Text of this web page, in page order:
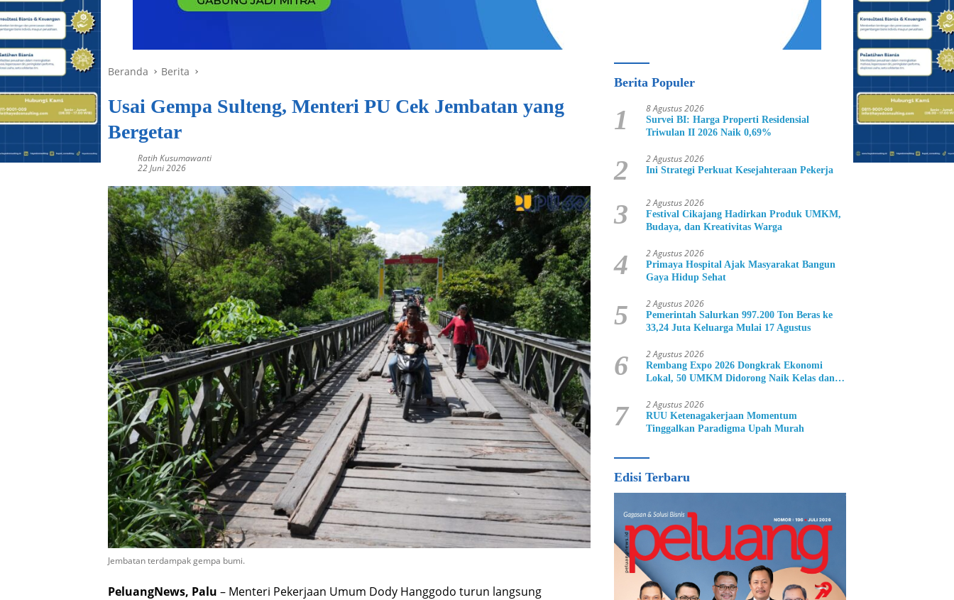
Beranda Berita
Usai Gempa Sulteng, Menteri PU Cek Jembatan yang
Bergetar
Ratih Kusumawanti
22 Juni 2026
Jembatan terdampak gempa bumi.
PeluangNews, Palu – Menteri Pekerjaan Umum Dody Hanggodo turun langsung
Berita Populer
1 8 Agustus 2026
Survei BI: Harga Properti Residensial
Triwulan II 2026 Naik 0,69%
2 2 Agustus 2026
Ini Strategi Perkuat Kesejahteraan Pekerja
3 2 Agustus 2026
Festival Cikajang Hadirkan Produk UMKM,
Budaya, dan Kreativitas Warga
4 2 Agustus 2026
Primaya Hospital Ajak Masyarakat Bangun
Gaya Hidup Sehat
5 2 Agustus 2026
Pemerintah Salurkan 997.200 Ton Beras ke
33,24 Juta Keluarga Mulai 17 Agustus
6 2 Agustus 2026
Rembang Expo 2026 Dongkrak Ekonomi
Lokal, 50 UMKM Didorong Naik Kelas dan
7 2 Agustus 2026
RUU Ketenagakerjaan Momentum
Tinggalkan Paradigma Upah Murah
Edisi Terbaru